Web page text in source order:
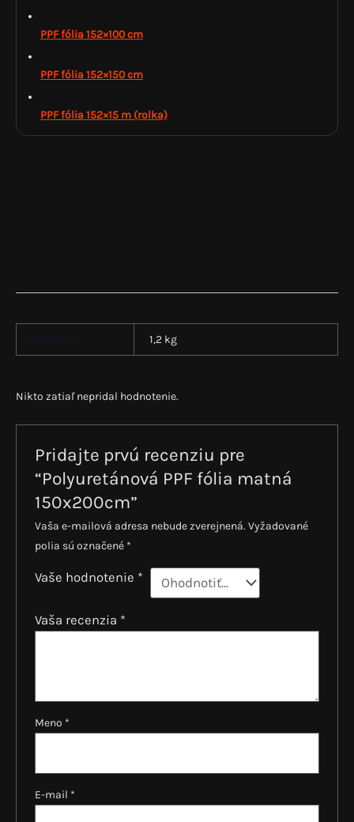
PPF fólia 152×100 cm
PPF fólia 152×150 cm
PPF fólia 152×15 m (rolka)
Hmotnosť 1,2 kg
Nikto zatiaľ nepridal hodnotenie.
Pridajte prvú recenziu pre
“Polyuretánová PPF fólia matná
150x200cm”
Vaša e-mailová adresa nebude zverejnená. Vyžadované
polia sú označené *
Vaše hodnotenie *
Vaša recenzia *
Meno *
E-mail *